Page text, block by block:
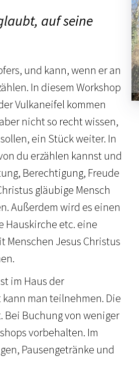
auf seine
und kann, wenn er an
In diesem Workshop
Vulkaneifel kommen
nicht so recht wissen,
ein Stück weiter. In
du erzählen kannst und
Berechtigung, Freude
gläubige Mensch
Außerdem wird es einen
Hauskirche etc. eine
Jesus Christus
im Haus der
kann man teilnehmen. Die
Bei Buchung von weniger
vorbehalten. Im
Pausengetränke und